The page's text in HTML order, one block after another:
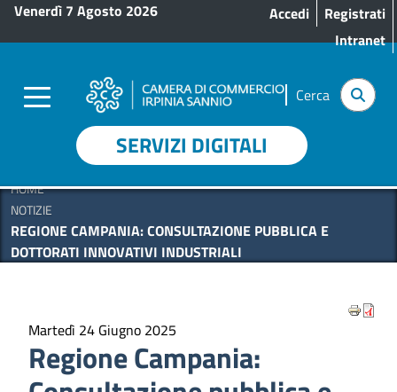
Salta al contenuto principale
Venerdì 7 Agosto 2026 Menu profilo utente
Accedi
Registrati
Intranet
Cerca
SERVIZI DIGITALI
HOME
NOTIZIE
REGIONE CAMPANIA: CONSULTAZIONE PUBBLICA E
DOTTORATI INNOVATIVI INDUSTRIALI
Martedì 24 Giugno 2025
Regione Campania: